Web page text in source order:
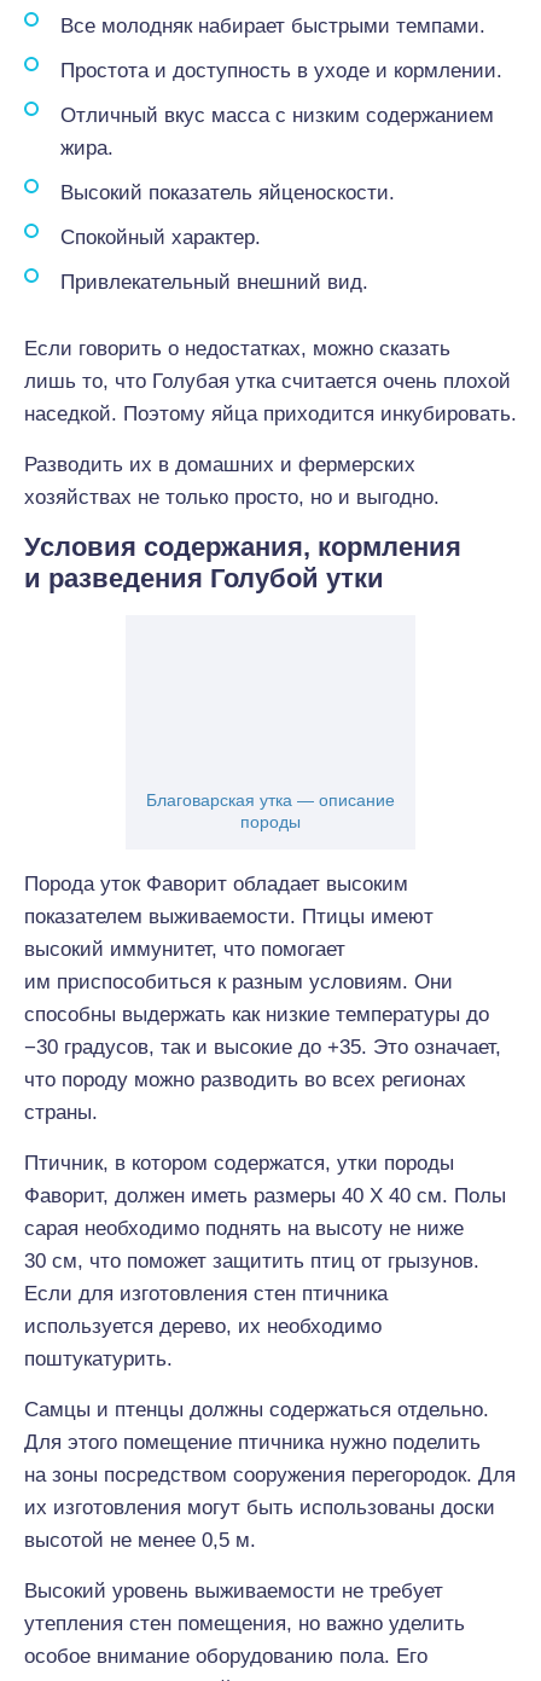
Все молодняк набирает быстрыми темпами.
Простота и доступность в уходе и кормлении.
Отличный вкус масса с низким содержанием
жира.
Высокий показатель яйценоскости.
Спокойный характер.
Привлекательный внешний вид.
Если говорить о недостатках, можно сказать
лишь то, что Голубая утка считается очень плохой
наседкой. Поэтому яйца приходится инкубировать.
Разводить их в домашних и фермерских
хозяйствах не только просто, но и выгодно.
Условия содержания, кормления
и разведения Голубой утки
Благоварская утка — описание
породы
Порода уток Фаворит обладает высоким
показателем выживаемости. Птицы имеют
высокий иммунитет, что помогает
им приспособиться к разным условиям. Они
способны выдержать как низкие температуры до
−30 градусов, так и высокие до +35. Это означает,
что породу можно разводить во всех регионах
страны.
Птичник, в котором содержатся, утки породы
Фаворит, должен иметь размеры 40 Х 40 см. Полы
сарая необходимо поднять на высоту не ниже
30 см, что поможет защитить птиц от грызунов.
Если для изготовления стен птичника
используется дерево, их необходимо
поштукатурить.
Самцы и птенцы должны содержаться отдельно.
Для этого помещение птичника нужно поделить
на зоны посредством сооружения перегородок. Для
их изготовления могут быть использованы доски
высотой не менее 0,5 м.
Высокий уровень выживаемости не требует
утепления стен помещения, но важно уделить
особое внимание оборудованию пола. Его